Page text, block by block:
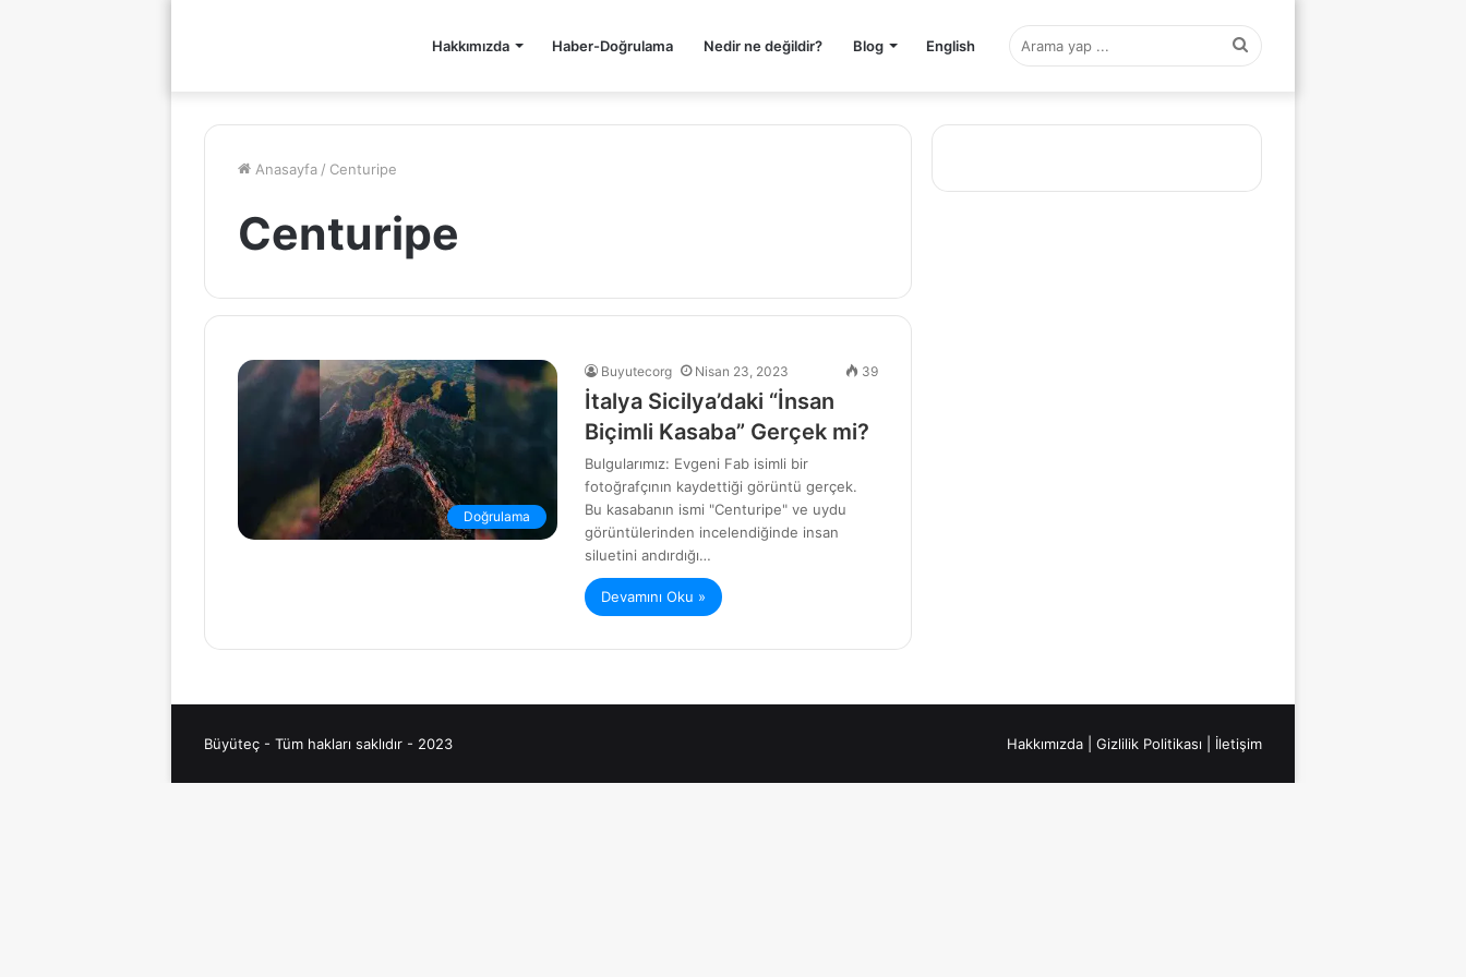
Hakkımızda Haber-Doğrulama Nedir ne değildir? Blog English Arama
yap
Anasayfa / Centuripe
Centuripe
Doğrulama
Buyutecorg Nisan 23, 2023 39
İtalya Sicilya’daki “İnsan
Biçimli Kasaba” Gerçek mi?
Bulgularımız: Evgeni Fab isimli bir
fotoğrafçının kaydettiği görüntü gerçek.
Bu kasabanın ismi "Centuripe" ve uydu
görüntülerinden incelendiğinde insan
siluetini andırdığı…
Devamını Oku »
Büyüteç - Tüm hakları saklıdır - 2023 Hakkımızda Gizlilik Politikası İletişim